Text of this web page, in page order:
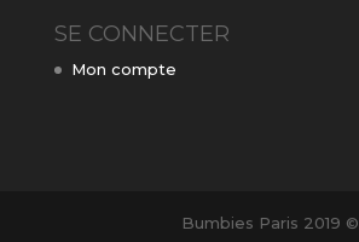
SE CONNECTER
Mon compte
Bumbies Paris 2019 ©